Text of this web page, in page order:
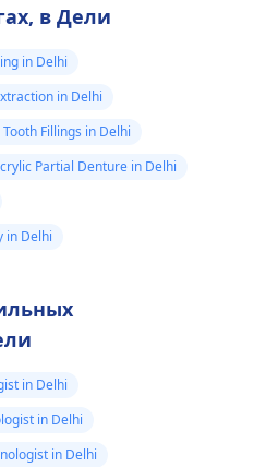
в Дели
in Delhi
in Delhi
Tooth Fillings in Delhi
Partial Denture in Delhi
in Delhi
in Delhi
in Delhi
in Delhi